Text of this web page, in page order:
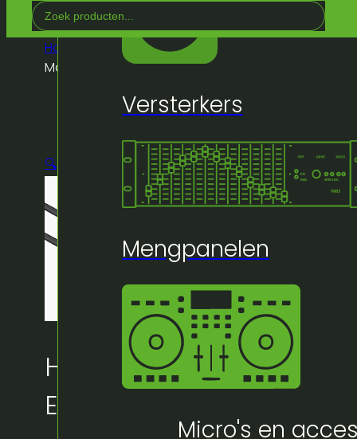
Versterkers
Mengpanelen
Micro's en
Search
...
Home
Winkel Kabels/Stroom
Male->Female – 3m
🔍
Huur bij Artifex:
Euro – Male->Female –